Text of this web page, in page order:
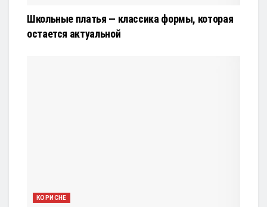
Школьные платья — классика формы, которая
остается актуальной
КОРИСНЕ